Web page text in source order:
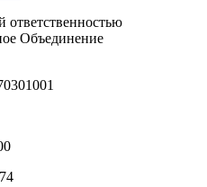
ответственностью
Объединение